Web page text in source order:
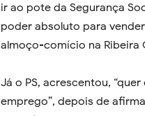
ir ao pote da Segurança
poder absoluto para
almoço-comício na Ribeira
Já o PS, acrescentou,
emprego”, depois de